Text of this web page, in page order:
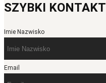
SZYBKI KONTAKT
Imie Nazwisko
Email